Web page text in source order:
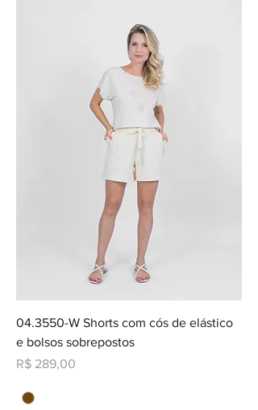
04.3550-W Shorts com cós de elástico
e bolsos sobrepostos
Preço
R$ 289,00